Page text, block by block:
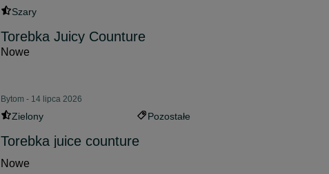
Szary
Torebka Juicy Counture
Nowe
Bytom - 14 lipca 2026
Zielony Pozostałe
Torebka juice counture
Nowe